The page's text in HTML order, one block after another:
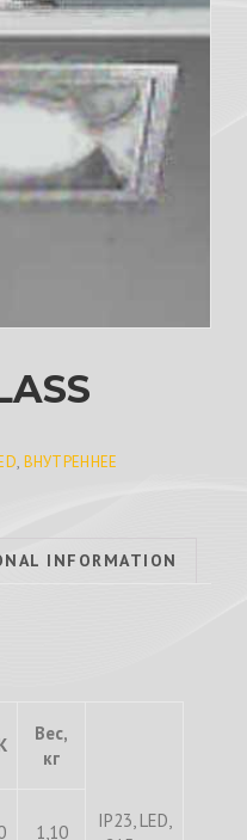
, ВНУТРЕННЕЕ
INFORMATION
Вес,
кг
IP23, LED,
1,10